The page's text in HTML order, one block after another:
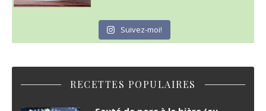
Suivez-moi!
RECETTES POPULAIRES